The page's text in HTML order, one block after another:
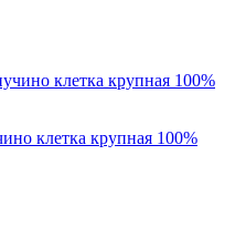
клетка крупная 100%